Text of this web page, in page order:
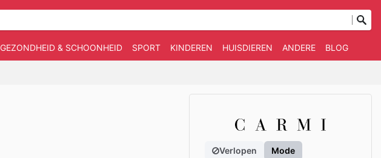
GEZONDHEID & SCHOONHEID SPORT KINDEREN HUISDIEREN ANDERE BLOG
Verlopen Mode